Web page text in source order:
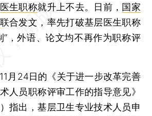
医生职称就升上不去。日前， 国家
联合发文，率先打破基层医生职称
”，外语、论文均不再作为职称评
24日的《关于进一步改革完善
人员职称评审工作的指导意见》
指出，基层卫生专业技术人员申